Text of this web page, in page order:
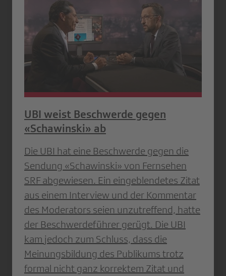
UBI weist Beschwerde gegen
«Schawinski» ab
Die UBI hat eine Beschwerde gegen die
Sendung «Schawinski» von Fernsehen
SRF abgewiesen. Ein eingeblendetes Zitat
aus einem Interview und der Kommentar
des Moderators seien unzutreffend, hatte
der Beschwerdeführer gerügt. Die UBI
kam jedoch zum Schluss, dass die
Meinungsbildung des Publikums trotz
formal nicht ganz korrektem Zitat und